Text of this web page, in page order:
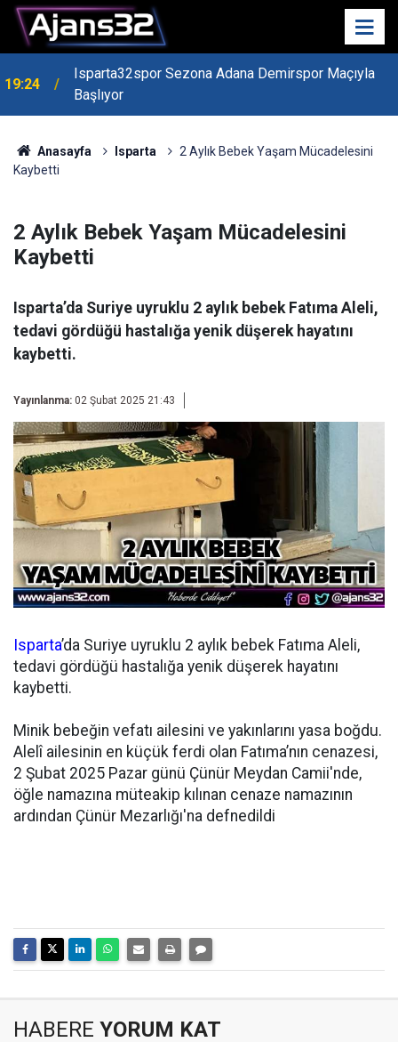
19:24
Isparta32spor Sezona Adana Demirspor Maçıyla
Başlıyor
Isparta Kredi Batağında
Anasayfa Isparta
2 Aylık Bebek Yaşam Mücadelesini
Kaybetti
2 Aylık Bebek Yaşam Mücadelesini
Kaybetti
Isparta’da Suriye uyruklu 2 aylık bebek Fatıma Aleli,
tedavi gördüğü hastalığa yenik düşerek hayatını
kaybetti.
Yayınlanma: 02 Şubat 2025 21:43
Isparta’da Suriye uyruklu 2 aylık bebek Fatıma Aleli,
tedavi gördüğü hastalığa yenik düşerek hayatını
kaybetti.
Minik bebeğin vefatı ailesini ve yakınlarını yasa boğdu.
Alelî ailesinin en küçük ferdi olan Fatıma’nın cenazesi,
2 Şubat 2025 Pazar günü Çünür Meydan Camii'nde,
öğle namazına müteakip kılınan cenaze namazının
ardından Çünür Mezarlığı'na defnedildi
HABERE YORUM KAT